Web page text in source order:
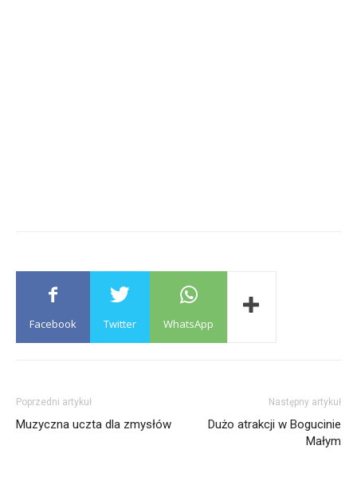
Facebook Twitter WhatsApp
Poprzedni artykuł
Muzyczna uczta dla zmysłów
Następny artykuł
Dużo atrakcji w Bogucinie
Małym